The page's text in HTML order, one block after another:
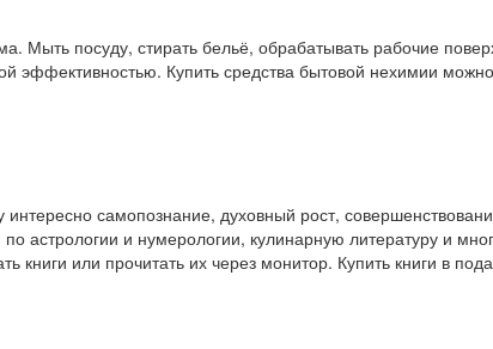
Мыть посуду, стирать бельё, обрабатывать рабочие
эффективностью. Купить средства бытовой нехимии
интересно самопознание, духовный рост,
по астрологии и нумерологии, кулинарную литературу и
книги или прочитать их через монитор. Купить книги в